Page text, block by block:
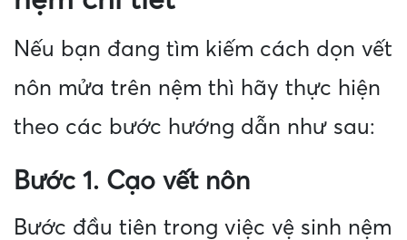
Nếu bạn đang tìm kiếm cách dọn vết
nôn mửa trên nệm thì hãy thực hiện
theo các bước hướng dẫn như sau:
Bước 1. Cạo vết nôn
Bước đầu tiên trong việc vệ sinh nệm